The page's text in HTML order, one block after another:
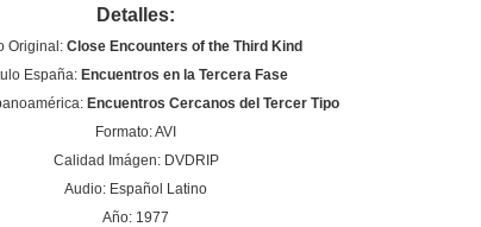
Detalles:
Original: Close Encounters of the Third Kind
España:Encuentros en la Tercera Fase
Encuentros Cercanos del Tercer Tipo
Formato: AVI
Calidad Imágen: DVDRIP
Audio: Español Latino
Año: 1977